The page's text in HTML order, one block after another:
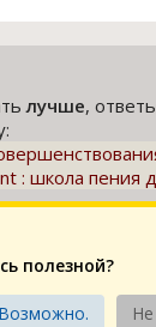
лучше,
: школа пения
полезной?
Возможно.